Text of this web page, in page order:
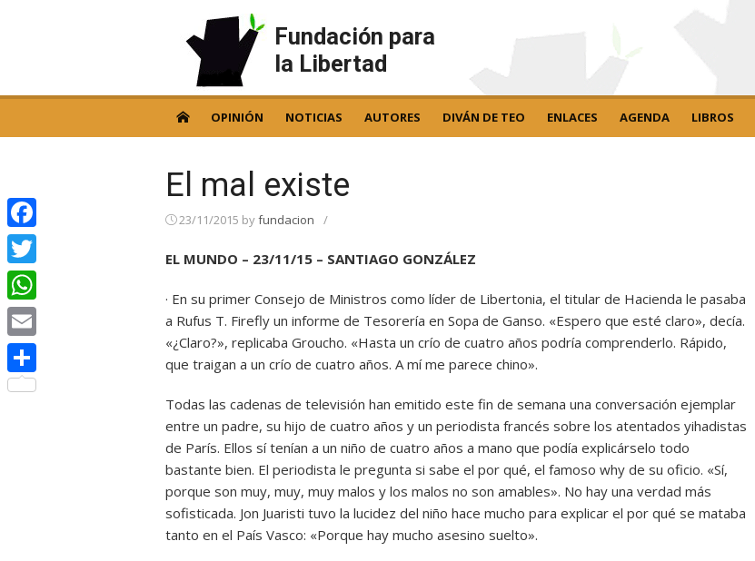
Fundación para
la Libertad
OPINIÓN NOTICIAS AUTORES DIVÁN DE TEO ENLACES AGENDA LIBROS
El mal existe
23/11/2015 byfundacion /
EL MUNDO – 23/11/15 – SANTIAGO GONZÁLEZ
· En su primer Consejo de Ministros como líder de Libertonia, el titular de Hacienda le pasaba
a Rufus T. Firefly un informe de Tesorería en Sopa de Ganso. «Espero que esté claro», decía.
«¿Claro?», replicaba Groucho. «Hasta un crío de cuatro años podría comprenderlo. Rápido,
que traigan a un crío de cuatro años. A mí me parece chino».
Todas las cadenas de televisión han emitido este fin de semana una conversación ejemplar
entre un padre, su hijo de cuatro años y un periodista francés sobre los atentados yihadistas
de París. Ellos sí tenían a un niño de cuatro años a mano que podía explicárselo todo
bastante bien. El periodista le pregunta si sabe el por qué, el famoso why de su oficio. «Sí,
porque son muy, muy, muy malos y los malos no son amables». No hay una verdad más
sofisticada. Jon Juaristi tuvo la lucidez del niño hace mucho para explicar el por qué se mataba
tanto en el País Vasco: «Porque hay mucho asesino suelto».
Facebook
Twitter
WhatsApp
Email
Compartir